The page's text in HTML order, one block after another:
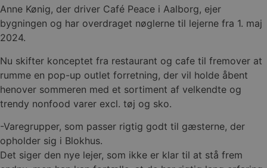
Anne Kønig, der driver Café Peace i Aalborg, ejer
bygningen og har overdraget nøglerne til lejerne fra 1. maj
2024.
Nu skifter konceptet fra restaurant og cafe til fremover at
rumme en pop-up outlet forretning, der vil holde åbent
henover sommeren med et sortiment af velkendte og
trendy nonfood varer excl. tøj og sko.
-Varegrupper, som passer rigtig godt til gæsterne, der
opholder sig i Blokhus.
Det siger den nye lejer, som ikke er klar til at stå frem